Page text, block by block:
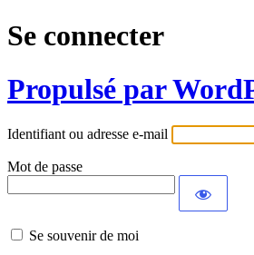
Se connecter
Propulsé par
Identifiant ou adresse e-mail
Mot de passe
Se souvenir de moi